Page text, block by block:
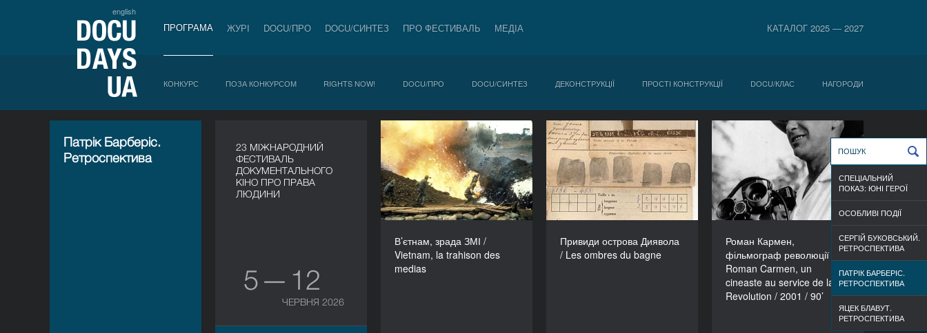
english
ПРОГРАМА ЖУРІ DOCU/ПРО DOCU/СИНТЕЗ ПРО ФЕСТИВАЛЬ МЕДІА КАТАЛОГ 2025 — 2027
КОНКУРС ПОЗА КОНКУРСОМ RIGHTS NOW! DOCU/ПРО DOCU/СИНТЕЗ ДЕКОНСТРУКЦІЇ ПРОСТІ КОНСТРУКЦІЇ DOCU/КЛАС НАГОРОДИ
Патрік Барберіс.
Ретроспектива
23 МІЖНАРОДНИЙ
ФЕСТИВАЛЬ
ДОКУМЕНТАЛЬНОГО
КІНО ПРО ПРАВА
ЛЮДИНИ
5 — 12
ЧЕРВНЯ 2026
В’єтнам, зрада ЗМІ /
Vietnam, la trahison des
medias
В’єтнам, зрада ЗМІ /
Vietnam, la trahison des
medias
РІК
2008
РЕЖИСЕР/-КА
ТРИВАЛІСТЬ
Привиди острова Диявола
/ Les ombres du bagne
Привиди острова
Диявола / Les ombres du
bagne
РІК
2006
ТРИВАЛІСТЬ
Роман Кармен,
фільмограф революції /
Roman Carmen, un
cineaste au service de la
Revolution / 2001 / 90’
Роман Кармен,
фільмограф революції /
Roman Carmen, un
cineaste au service de la
Revolution / 2001 / 90’
РІК
2001
РЕЖИСЕР/-КА
Патрік Барберіс
ТРИВАЛІСТЬ
90’
СПЕЦІАЛЬНИЙ
ПОКАЗ: ЮНІ ГЕРОЇ
ОСОБЛИВІ ПОДІЇ
СЕРГІЙ БУКОВСЬКИЙ.
РЕТРОСПЕКТИВА
ПАТРІК БАРБЕРІС.
РЕТРОСПЕКТИВА
ЯЦЕК БЛАВУТ.
РЕТРОСПЕКТИВА